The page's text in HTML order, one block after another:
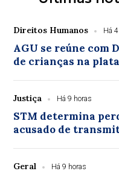
Direitos Humanos Há
AGU se reúne com
de crianças na
Justiça Há 9 horas
STM determina
acusado de
Geral Há 9 horas